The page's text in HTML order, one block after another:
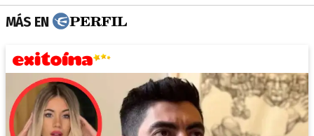
MÁS EN